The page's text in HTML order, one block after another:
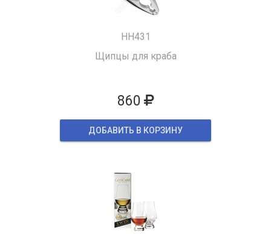
HH431
Щипцы для краба
860
ДОБАВИТЬ В КОРЗИНУ